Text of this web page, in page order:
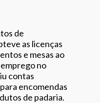
de
as licenças
e mesas ao
no
contas
encomendas
de padaria.